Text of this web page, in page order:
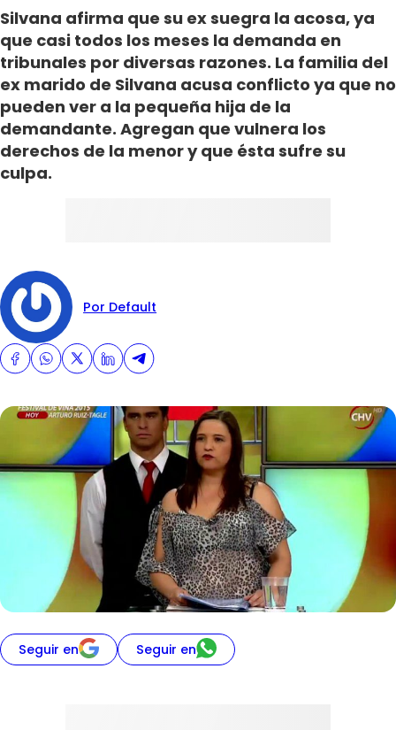
Silvana afirma que su ex suegra la acosa, ya
que casi todos los meses la demanda en
tribunales por diversas razones. La familia del
ex marido de Silvana acusa conflicto ya que no
pueden ver a la pequeña hija de la
demandante. Agregan que vulnera los
derechos de la menor y que ésta sufre su
culpa.
Por Default
Seguir en Seguir en